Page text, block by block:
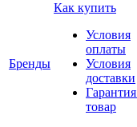
Бренды
Как купить
Условия
оплаты
Условия
доставки
товар